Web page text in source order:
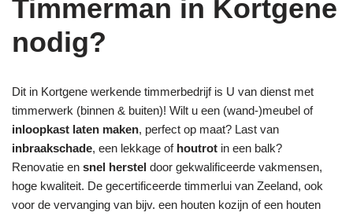
Timmerman in Kortgene
nodig?
Dit in Kortgene werkende timmerbedrijf is U van dienst met
timmerwerk (binnen & buiten)! Wilt u een (wand-)meubel of
inloopkast laten maken, perfect op maat? Last van
inbraakschade, een lekkage of houtrot in een balk?
Renovatie en snel herstel door gekwalificeerde vakmensen,
hoge kwaliteit. De gecertificeerde timmerlui van Zeeland, ook
voor de vervanging van bijv. een houten kozijn of een houten